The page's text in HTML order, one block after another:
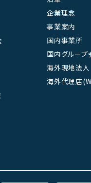
企業理念
事業案内
国内事業所
国内グループ
海外現地法人
海外代理店